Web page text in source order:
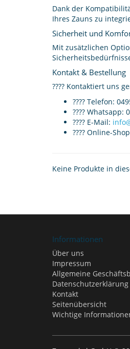
Dank der
Ihres Zauns zu
Sicherheit und
Mit zusätzlichen
Kontakt & Bestellung
???? Kontaktiert uns
???? Telefon:
???? Whatsapp:
???? E-Mail:
???? Online-
Keine Produkte in
Informationen
Über uns
Impressum
Allgemeine
Datenschutzerklärung
Kontakt
Seitenübersicht
Wichtige